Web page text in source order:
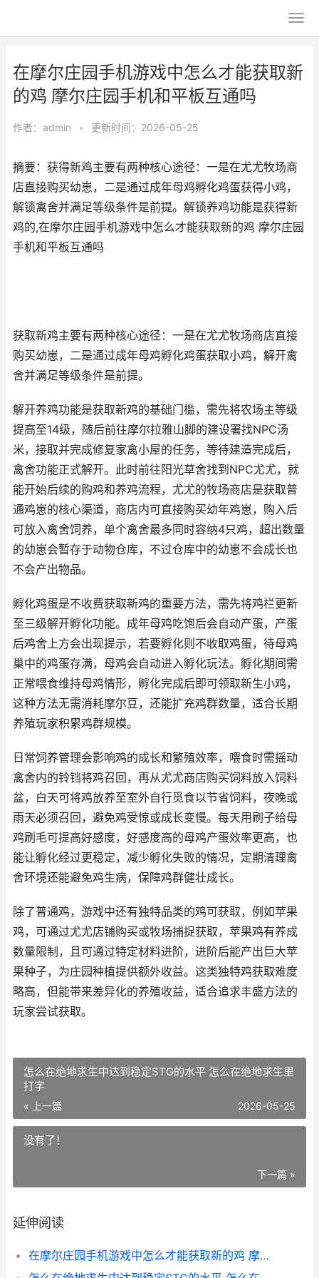
在摩尔庄园手机游戏中怎么才能获取新
的鸡 摩尔庄园手机和平板互通吗
作者： admin • 更新时间：2026-05-25
摘要：获得新鸡主要有两种核心途径：一是在尤尤牧场商
店直接购买幼崽，二是通过成年母鸡孵化鸡蛋获得小鸡，
解锁禽舍并满足等级条件是前提。解锁养鸡功能是获得新
鸡的,在摩尔庄园手机游戏中怎么才能获取新的鸡 摩尔庄园
手机和平板互通吗
获取新鸡主要有两种核心途径：一是在尤尤牧场商店直接
购买幼崽，二是通过成年母鸡孵化鸡蛋获取小鸡，解开禽
舍并满足等级条件是前提。
解开养鸡功能是获取新鸡的基础门槛，需先将农场主等级
提高至14级，随后前往摩尔拉雅山脚的建设署找NPC汤
米，接取并完成修复家禽小屋的任务，等待建造完成后，
禽舍功能正式解开。此时前往阳光草舍找到NPC尤尤，就
能开始后续的购鸡和养鸡流程，尤尤的牧场商店是获取普
通鸡崽的核心渠道，商店内可直接购买幼年鸡崽，购入后
可放入禽舍饲养，单个禽舍最多同时容纳4只鸡，超出数量
的幼崽会暂存于动物仓库，不过仓库中的幼崽不会成长也
不会产出物品。
孵化鸡蛋是不收费获取新鸡的重要方法，需先将鸡栏更新
至三级解开孵化功能。成年母鸡吃饱后会自动产蛋，产蛋
后鸡舍上方会出现提示，若要孵化则不收取鸡蛋，待母鸡
巢中的鸡蛋存满，母鸡会自动进入孵化玩法。孵化期间需
正常喂食维持母鸡情形，孵化完成后即可领取新生小鸡，
这种方法无需消耗摩尔豆，还能扩充鸡群数量，适合长期
养殖玩家积累鸡群规模。
日常饲养管理会影响鸡的成长和繁殖效率，喂食时需摇动
禽舍内的铃铛将鸡召回，再从尤尤商店购买饲料放入饲料
盆，白天可将鸡放养至室外自行觅食以节省饲料，夜晚或
雨天必须召回，避免鸡受惊或成长变慢。每天用刷子给母
鸡刷毛可提高好感度，好感度高的母鸡产蛋效率更高，也
能让孵化经过更稳定，减少孵化失败的情况，定期清理禽
舍环境还能避免鸡生病，保障鸡群健壮成长。
除了普通鸡，游戏中还有独特品类的鸡可获取，例如苹果
鸡，可通过尤尤店铺购买或牧场捕捉获取，苹果鸡有养成
数量限制，且可通过特定材料进阶，进阶后能产出巨大苹
果种子，为庄园种植提供额外收益。这类独特鸡获取难度
略高，但能带来差异化的养殖收益，适合追求丰盛方法的
玩家尝试获取。
怎么在绝地求生中达到稳定STG的水平 怎么在绝地求生里
打字
« 上一篇 2026-05-25
没有了！
下一篇 »
延伸阅读
在摩尔庄园手机游戏中怎么才能获取新的鸡 摩尔庄园手机和平板互通吗